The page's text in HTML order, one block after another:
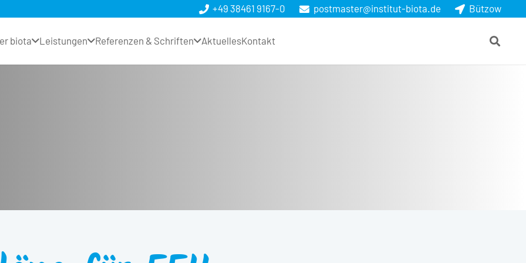
+49 38461 9167-0 postmaster@institut-biota.de Bützow
biota Leistungen Referenzen & Schriften AktuellesKontakt